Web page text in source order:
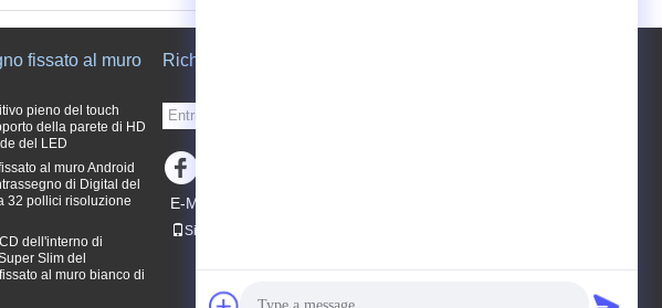
fissato al muro
pieno del touch
della parete di HD
del LED
al muro Android
di Digital del
32 pollici risoluzione
dell'interno di
Slim del
al muro bianco di
Richiedere un preventivo
E-Mail
Sito mobile